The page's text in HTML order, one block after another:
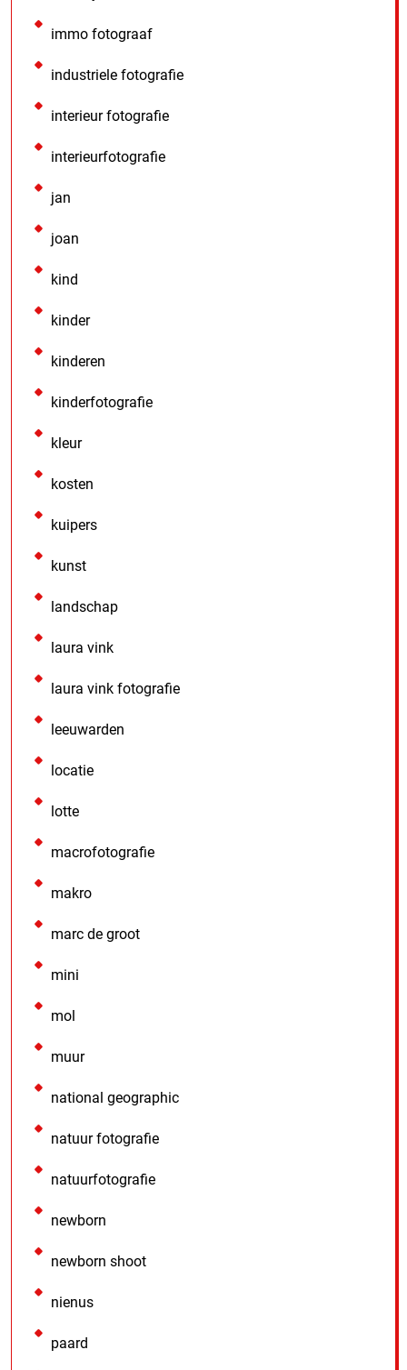
immo fotograaf
industriele fotografie
interieur fotografie
interieurfotografie
jan
joan
kind
kinder
kinderen
kinderfotografie
kleur
kosten
kuipers
kunst
landschap
laura vink
laura vink fotografie
leeuwarden
locatie
lotte
macrofotografie
makro
marc de groot
mini
mol
muur
national geographic
natuur fotografie
natuurfotografie
newborn
newborn shoot
nienus
paard